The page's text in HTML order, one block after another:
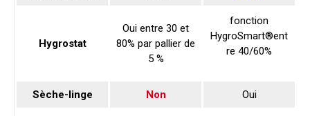
Hygrostat
Oui entre 30 et
80% par pallier de
5 %
fonction
HygroSmart®ent
re 40/60%
Sèche-linge Non Oui